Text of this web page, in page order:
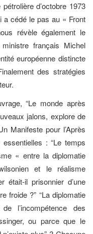
d’octobre 1973
a cédé le pas au « Front
révèle également le
français Michel
européenne distincte
des stratégies
“Le monde après
jalons, explore de
Manifeste pour l’Après
: “Le temps
« entre la diplomatie
et le réalisme
était-il prisonnier d’une
froide ?” “La diplomatie
l’incompétence des
ou parce que le